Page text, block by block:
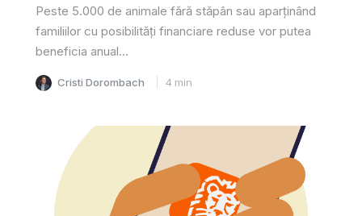
Peste 5.000 de animale fără stăpân sau aparținând
familiilor cu posibilități financiare reduse vor putea
beneficia anual...
Cristi Dorombach 4 min